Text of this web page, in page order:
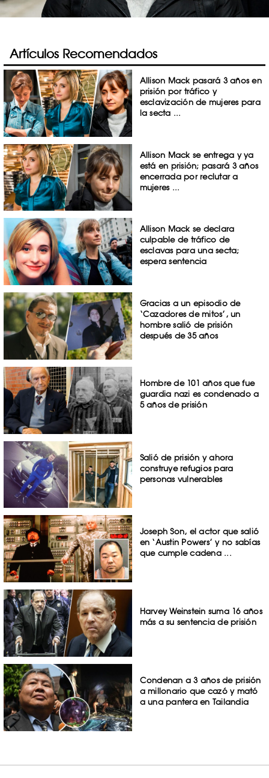
Artículos Recomendados
Allison Mack pasará 3 años en
prisión por tráfico y
esclavización de mujeres para
la secta ...
Allison Mack se entrega y ya
está en prisión; pasará 3 años
encerrada por reclutar a
mujeres ...
Allison Mack se declara
culpable de tráfico de
esclavas para una secta;
espera sentencia
Gracias a un episodio de
‘Cazadores de mitos’, un
hombre salió de prisión
después de 35 años
Hombre de 101 años que fue
guardia nazi es condenado a
5 años de prisión
Salió de prisión y ahora
construye refugios para
personas vulnerables
Joseph Son, el actor que salió
en ‘Austin Powers’ y no sabías
que cumple cadena ...
Harvey Weinstein suma 16 años
más a su sentencia de prisión
Condenan a 3 años de prisión
a millonario que cazó y mató
a una pantera en Tailandia